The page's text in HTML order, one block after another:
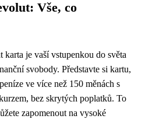
Vše, co
je vaší vstupenkou do světa
svobody. Představte si kartu,
ve více než 150 měnách s
bez skrytých poplatků. To
zapomenout na vysoké